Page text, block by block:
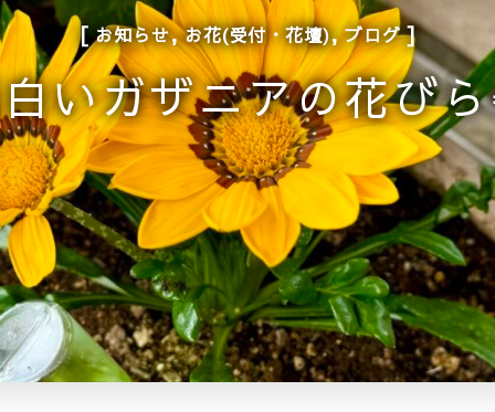
お知らせ,お花(受付・花壇),ブログ
いガザニアの花び